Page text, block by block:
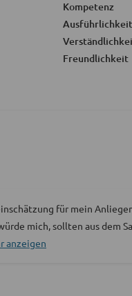
Kompetenz
Ausführlichkeit
Freundlichkeit
für mein
mich, sollten aus dem
anzeigen